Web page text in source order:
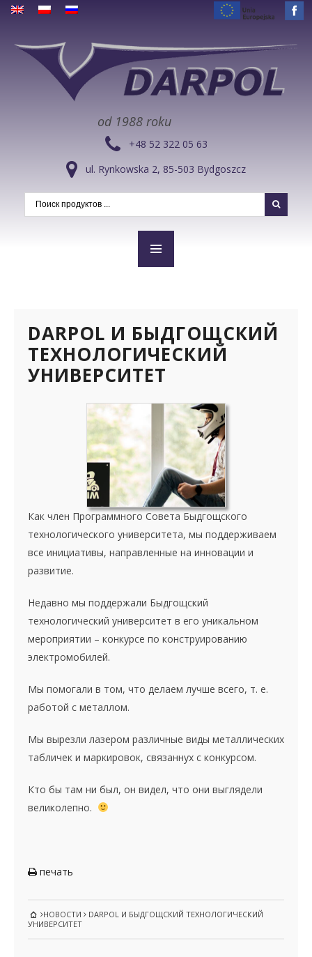
od 1988 roku
+48 52 322 05 63
ul. Rynkowska 2, 85-503 Bydgoszcz
DARPOL И БЫДГОЩСКИЙ
ТЕХНОЛОГИЧЕСКИЙ
УНИВЕРСИТЕТ
Как член Программного Совета Быдгощского
технологического университета, мы поддерживаем
все инициативы, направленные на инновации и
развитие.
Недавно мы поддержали Быдгощский
технологический университет в его уникальном
мероприятии – конкурсе по конструированию
электромобилей.
Мы помогали в том, что делаем лучше всего, т. е.
работой с металлом.
Мы вырезли лазером различные виды металлических
табличек и маркировок, связаннух с конкурсом.
Кто бы там ни был, он видел, что они выглядели
великолепно.
печать
НОВОСТИ
DARPOL И БЫДГОЩСКИЙ ТЕХНОЛОГИЧЕСКИЙ
УНИВЕРСИТЕТ